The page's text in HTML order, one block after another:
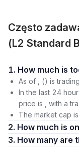
Często
(L2 Standard
1.
As of , () is
In the last 24
price is , with a
The market cap
2. How much is
3. How